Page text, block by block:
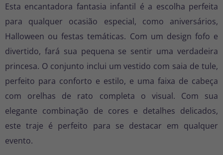
Esta encantadora fantasia infantil é a escolha perfeita
para qualquer ocasião especial, como aniversários,
Halloween ou festas temáticas. Com um design fofo e
divertido, fará sua pequena se sentir uma verdadeira
princesa. O conjunto inclui um vestido com saia de tule,
perfeito para conforto e estilo, e uma faixa de cabeça
com orelhas de rato completa o visual. Com sua
elegante combinação de cores e detalhes delicados,
este traje é perfeito para se destacar em qualquer
evento.